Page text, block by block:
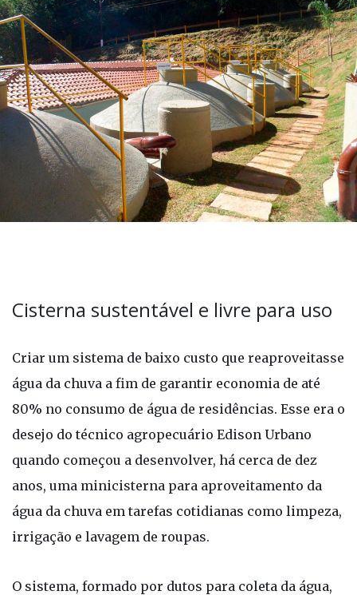
Cisterna sustentável e livre para uso
Criar um sistema de baixo custo que reaproveitasse
água da chuva a fim de garantir economia de até
80% no consumo de água de residências. Esse era o
desejo do técnico agropecuário Edison Urbano
quando começou a desenvolver, há cerca de dez
anos, uma minicisterna para aproveitamento da
água da chuva em tarefas cotidianas como limpeza,
irrigação e lavagem de roupas.
O sistema, formado por dutos para coleta da água,